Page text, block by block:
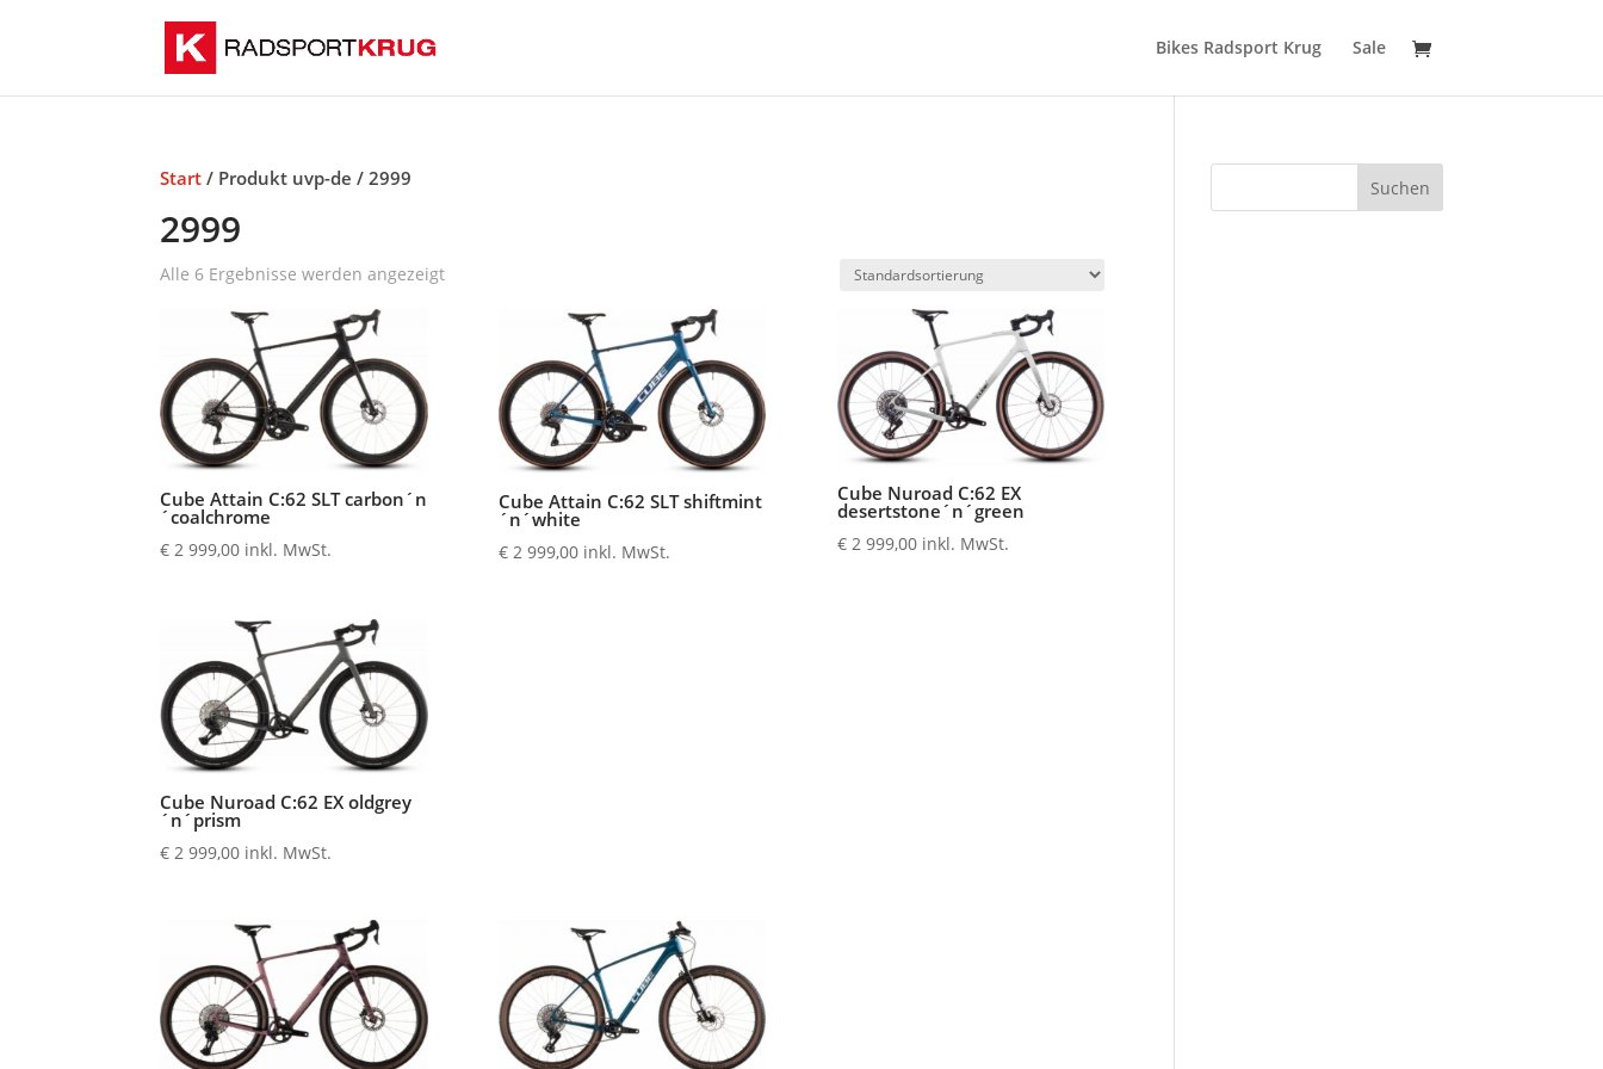
Bikes Radsport Krug Sale
Start / Produkt uvp-de / 2999
2999
Alle 6 Ergebnisse werden angezeigt
Cube Attain C:62 SLT carbon´n
´coalchrome
€ 2 999,00 inkl. MwSt.
Cube Attain C:62 SLT shiftmint
´n´white
€2 999,00 inkl. MwSt.
Cube Nuroad C:62 EX
desertstone´n´green
€2 999,00 inkl. MwSt.
Cube Nuroad C:62 EX oldgrey
´n´prism
€ 2 999,00 inkl. MwSt.
Suchen